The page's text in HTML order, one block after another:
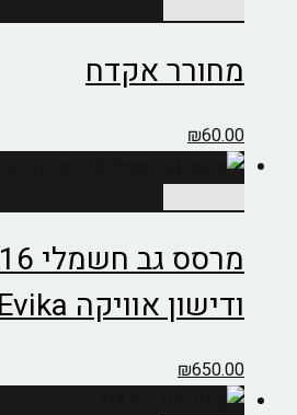
מחורר אקדח
₪60.00
ודישון אוויקה Evika
₪650.00